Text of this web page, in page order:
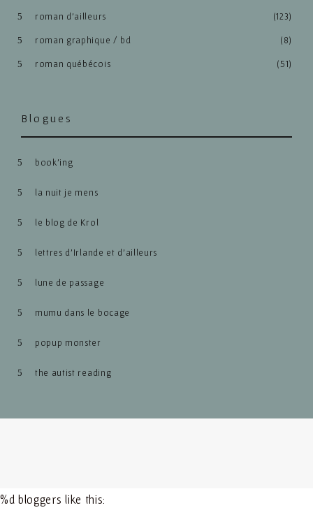
roman d'ailleurs (123)
roman graphique / bd (8)
roman québécois (51)
Blogues
book’ing
la nuit je mens
le blog de Krol
lettres d’Irlande et d’ailleurs
lune de passage
mumu dans le bocage
popup monster
the autist reading
%d bloggers like this: